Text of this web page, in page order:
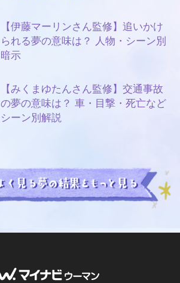
【伊藤マーリンさん監修】追いかけ
られる夢の意味は？ 人物・シーン別
暗示
【みくまゆたんさん監修】交通事故
の夢の意味は？ 車・目撃・死亡など
シーン別解説